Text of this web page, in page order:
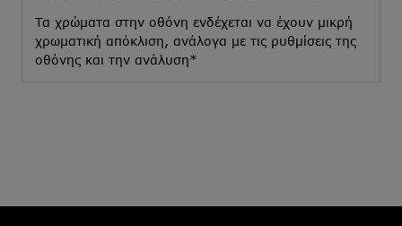
Τα χρώματα στην οθόνη ενδέχεται να έχουν μικρή
χρωματική απόκλιση, ανάλογα με τις ρυθμίσεις της
οθόνης και την ανάλυση*